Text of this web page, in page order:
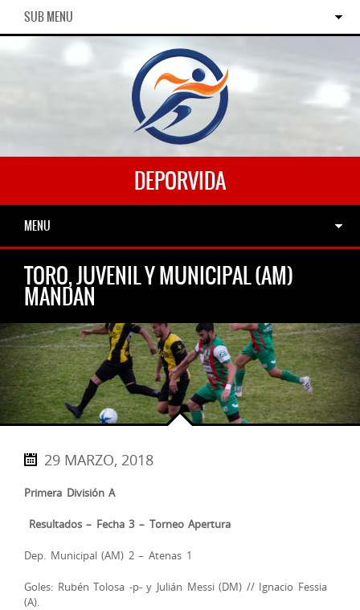
SUB MENU
DEPORVIDA
MENU
TORO, JUVENIL Y MUNICIPAL (AM)
MANDAN
29 MARZO, 2018
Primera División A
Resultados – Fecha 3 – Torneo Apertura
Dep. Municipal (AM) 2 – Atenas 1
Goles: Rubén Tolosa -p- y Julián Messi (DM) // Ignacio Fessia
(A).